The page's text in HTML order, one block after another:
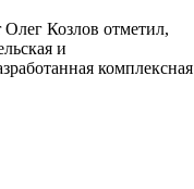
Олег Козлов отметил,
и
комплексная